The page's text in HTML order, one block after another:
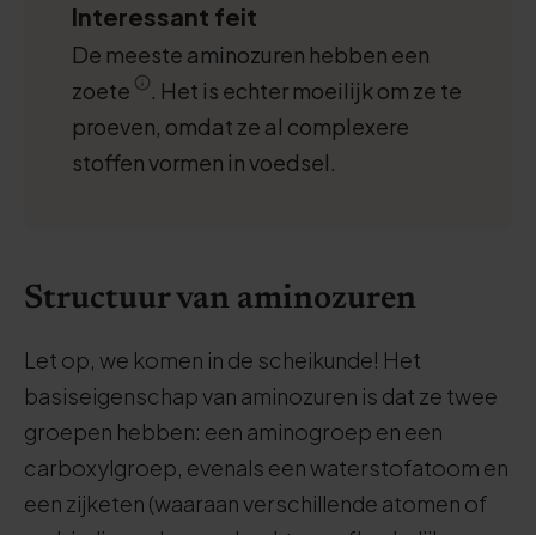
Interessant feit
De meeste aminozuren hebben een
zoete
. Het is echter moeilijk om ze te
proeven, omdat ze al complexere
stoffen vormen in voedsel.
Structuur van aminozuren
Let op, we komen in de scheikunde! Het
basiseigenschap van aminozuren is dat ze twee
groepen hebben: een aminogroep en een
carboxylgroep, evenals een waterstofatoom en
een zijketen (waaraan verschillende atomen of